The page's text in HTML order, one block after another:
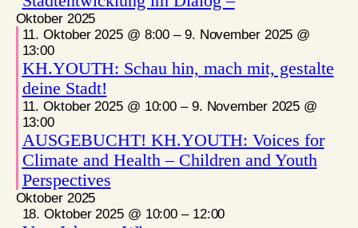
Oktober 2025
11. Oktober 2025 @ 8:00 – 9. November 2025 @
13:00
KH.YOUTH: Schau hin, mach mit, gestalte
deine Stadt!
11. Oktober 2025 @ 10:00 – 9. November 2025 @
13:00
AUSGEBUCHT! KH.YOUTH: Voices for
Climate and Health – Children and Youth
Perspectives
Oktober 2025
18. Oktober 2025 @ 10:00 – 12:00